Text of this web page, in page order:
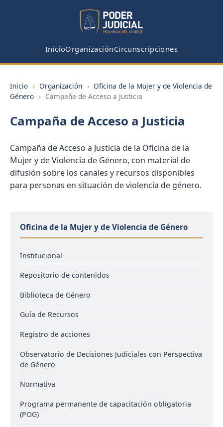
InicioOrganizaciónCircunscripciones
Inicio › Organización › Oficina de la Mujer y de Violencia de
Género › Campaña de Acceso a Justicia
Campaña de Acceso a Justicia
Campaña de Acceso a Justicia de la Oficina de la
Mujer y de Violencia de Género, con material de
difusión sobre los canales y recursos disponibles
para personas en situación de violencia de género.
Oficina de la Mujer y de Violencia de Género
Institucional
Repositorio de contenidos
Biblioteca de Género
Guía de Recursos
Registro de acciones
Observatorio de Decisiones Judiciales con Perspectiva
de Género
Normativa
Programa permanente de capacitación obligatoria
(POG)